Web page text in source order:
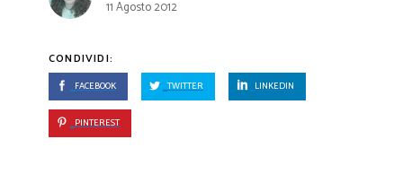
11 Agosto 2012
CONDIVIDI:
FACEBOOK TWITTER LINKEDIN
PINTEREST